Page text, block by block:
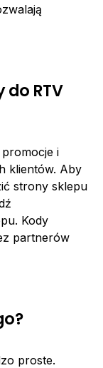
RTV
i
klientów. Aby
strony sklepu
Kody
partnerów
proste.